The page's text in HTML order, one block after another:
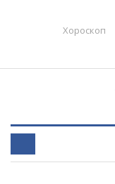
Хороскоп